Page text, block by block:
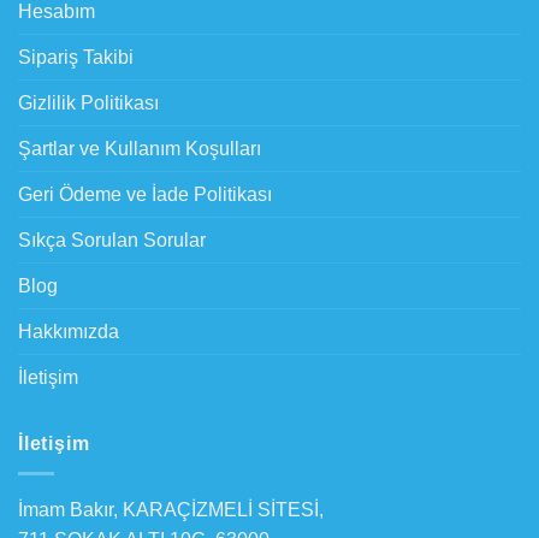
Hesabım
Sipariş Takibi
Gizlilik Politikası
Şartlar ve Kullanım Koşulları
Geri Ödeme ve İade Politikası
Sıkça Sorulan Sorular
Blog
Hakkımızda
İletişim
İletişim
İmam Bakır, KARAÇİZMELİ SİTESİ,